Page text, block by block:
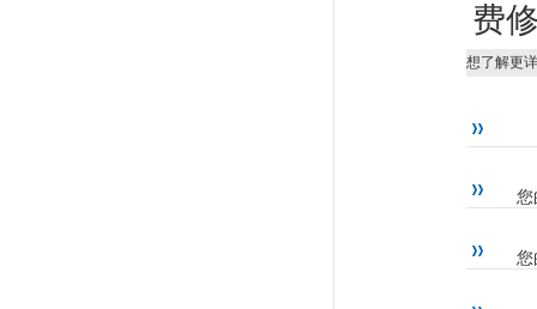
费
想了解更
您
您